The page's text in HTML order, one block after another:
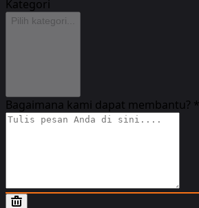
Kategori
Pilih kategori...
Bagaimana kami dapat membantu? *